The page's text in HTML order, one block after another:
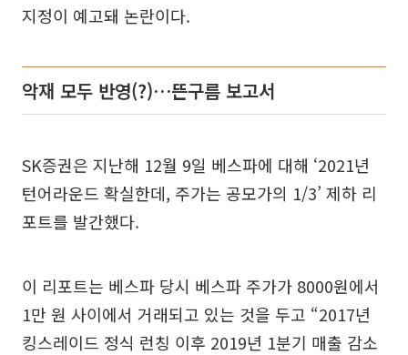
지정이 예고돼 논란이다.
악재 모두 반영(?)…뜬구름 보고서
SK증권은 지난해 12월 9일 베스파에 대해 ‘2021년
턴어라운드 확실한데, 주가는 공모가의 1/3’ 제하 리
포트를 발간했다.
이 리포트는 베스파 당시 베스파 주가가 8000원에서
1만 원 사이에서 거래되고 있는 것을 두고 “2017년
킹스레이드 정식 런칭 이후 2019년 1분기 매출 감소